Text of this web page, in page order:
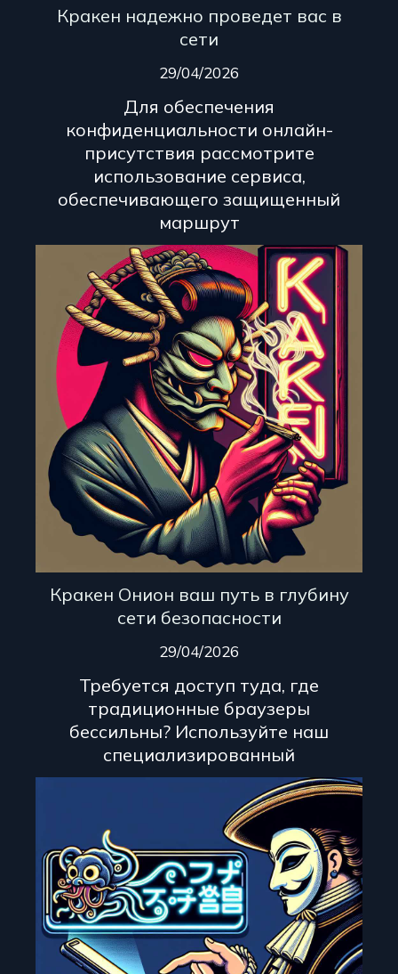
Кракен надежно проведет вас в
сети
29/04/2026
Для обеспечения
конфиденциальности онлайн-
присутствия рассмотрите
использование сервиса,
обеспечивающего защищенный
маршрут
Кракен Онион ваш путь в глубину
сети безопасности
29/04/2026
Требуется доступ туда, где
традиционные браузеры
бессильны? Используйте наш
специализированный